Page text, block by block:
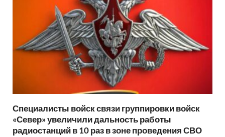
Специалисты войск связи группировки войск
«Север» увеличили дальность работы
радиостанций в 10 раз в зоне проведения СВО